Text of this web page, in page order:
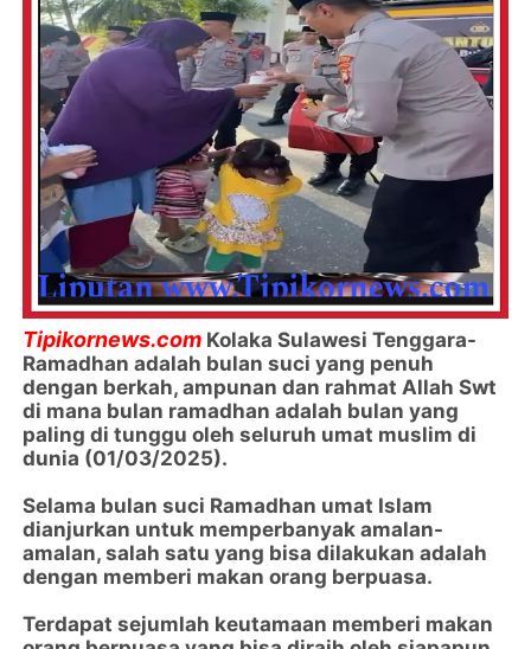
Tipikornews.com Kolaka Sulawesi Tenggara-
Ramadhan adalah bulan suci yang penuh
dengan berkah, ampunan dan rahmat Allah Swt
di mana bulan ramadhan adalah bulan yang
paling di tunggu oleh seluruh umat muslim di
dunia (01/03/2025).
Selama bulan suci Ramadhan umat Islam
dianjurkan untuk memperbanyak amalan-
amalan, salah satu yang bisa dilakukan adalah
dengan memberi makan orang berpuasa.
Terdapat sejumlah keutamaan memberi makan